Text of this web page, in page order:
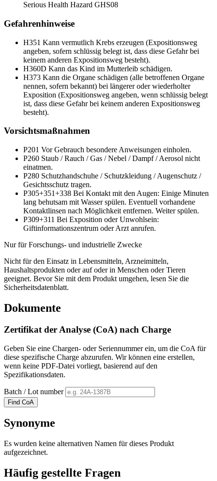
Serious Health Hazard GHS08
Gefahrenhinweise
H351 Kann vermutlich Krebs erzeugen (Expositionsweg
angeben, sofern schlüssig belegt ist, dass diese Gefahr bei
keinem anderen Expositionsweg besteht).
H360D Kann das Kind im Mutterleib schädigen.
H373 Kann die Organe schädigen (alle betroffenen Organe
nennen, sofern bekannt) bei längerer oder wiederholter
Exposition (Expositionsweg angeben, wenn schlüssig belegt
ist, dass diese Gefahr bei keinem anderen Expositionsweg
besteht).
Vorsichtsmaßnahmen
P201 Vor Gebrauch besondere Anweisungen einholen.
P260 Staub / Rauch / Gas / Nebel / Dampf / Aerosol nicht
einatmen.
P280 Schutzhandschuhe / Schutzkleidung / Augenschutz /
Gesichtsschutz tragen.
P305+351+338 Bei Kontakt mit den Augen: Einige Minuten
lang behutsam mit Wasser spülen. Eventuell vorhandene
Kontaktlinsen nach Möglichkeit entfernen. Weiter spülen.
P309+311 Bei Exposition oder Unwohlsein:
Giftinformationszentrum oder Arzt anrufen.
Nur für Forschungs- und industrielle Zwecke
Nicht für den Einsatz in Lebensmitteln, Arzneimitteln,
Haushaltsprodukten oder auf oder in Menschen oder Tieren
geeignet. Bevor Sie mit dem Produkt umgehen, lesen Sie die
Sicherheitsdatenblatt.
Dokumente
Zertifikat der Analyse (CoA) nach Charge
Geben Sie eine Chargen- oder Seriennummer ein, um die CoA für
diese spezifische Charge abzurufen. Wir können eine erstellen,
wenn keine PDF-Datei vorliegt, basierend auf den
Spezifikationsdaten.
Batch / Lot number
Find CoA
Synonyme
Es wurden keine alternativen Namen für dieses Produkt
aufgezeichnet.
Häufig gestellte Fragen